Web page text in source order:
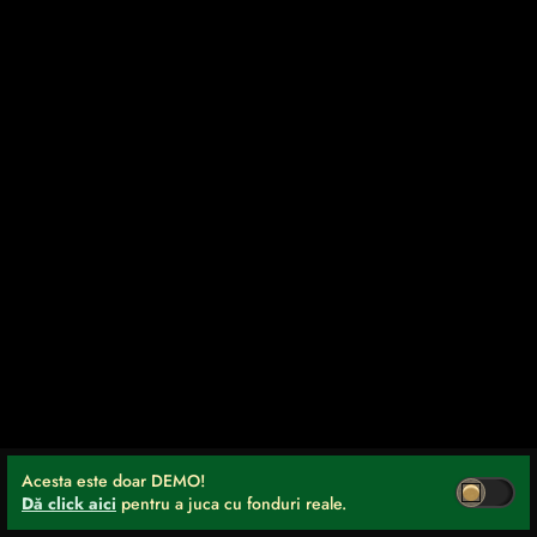
Acesta este doar DEMO!
Dă click aici pentru a juca cu fonduri reale.